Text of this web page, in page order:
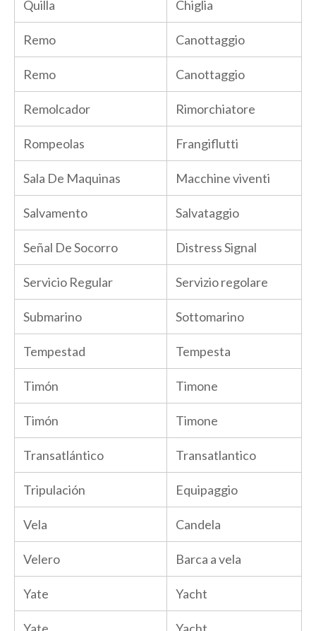
Quilla Chiglia
Remo Canottaggio
Remo Canottaggio
Remolcador Rimorchiatore
Rompeolas Frangiflutti
Sala De Maquinas Macchine viventi
Salvamento Salvataggio
Señal De Socorro Distress Signal
Servicio Regular Servizio regolare
Submarino Sottomarino
Tempestad Tempesta
Timón Timone
Timón Timone
Transatlántico Transatlantico
Tripulación Equipaggio
Vela Candela
Velero Barca a vela
Yate Yacht
Yate Yacht